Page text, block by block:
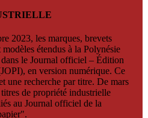
2023, les marques, brevets
étendus à la Polynésie
le Journal officiel – Édition
en version numérique. Ce
une recherche par titre. De mars
de propriété industrielle
au Journal officiel de la